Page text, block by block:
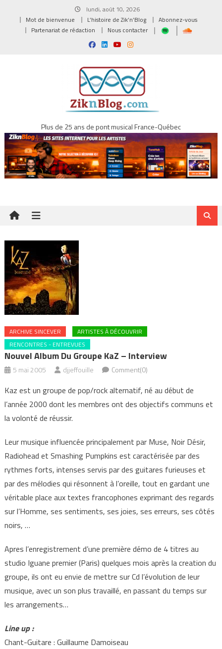
lundi, août 10, 2026
Mot de bienvenue
L’histoire de Zik’n’Blog
Abonnez-vous
Partenariat de rédaction
Nous contacter
Plus de 25 ans de pont musical France-Québec
ARCHIVE SINCEVER
ARTISTES À DÉCOUVRIR
RENCONTRES - ENTREVUES
Nouvel Album Du Groupe KaZ – Interview
5 mai 2005 djjeffouille Comment(0)
Kaz est un groupe de pop/rock alternatif, né au début de
l’année 2000 dont les membres ont des objectifs communs et
la volonté de réussir.
Leur musique influencée principalement par Muse, Noir Désir,
Radiohead et Smashing Pumpkins est caractérisée par des
rythmes forts, intenses servis par des guitares furieuses et
par des mélodies qui résonnent à l’oreille, tout en gardant une
véritable place aux textes francophones exprimant des regards
sur l’Homme, ses sentiments, ses joies, ses erreurs, ses côtés
noirs, …
Apres l’enregistrement d’une première démo de 4 titres au
studio Iguane premier (Paris) quelques mois après la creation du
groupe, ils ont eu envie de mettre sur Cd l’évolution de leur
musique, avec un son plus travaillé, en passant du temps sur
les arrangements…
Line up :
Chant-Guitare : Guillaume Damoiseau